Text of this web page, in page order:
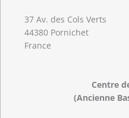
37 Av. des Cols Verts
44380 Pornichet
France
Centre
(Ancienne